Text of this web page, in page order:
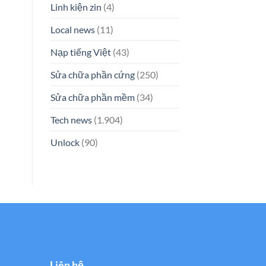
Linh kiện zin (4)
Local news(11)
Nạp tiếng Việt(43)
Sửa chữa phần cứng(250)
Sửa chữa phần mềm(34)
Tech news(1.904)
Unlock(90)